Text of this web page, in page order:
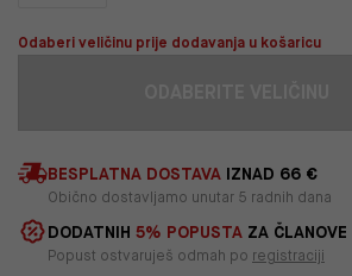
Odaberi veličinu prije dodavanja u košaricu
BESPLATNA DOSTAVA IZNAD 66 €
Obično dostavljamo unutar 5 radnih dana
DODATNIH 5% POPUSTA ZA
Popust ostvaruješ odmah po registraciji